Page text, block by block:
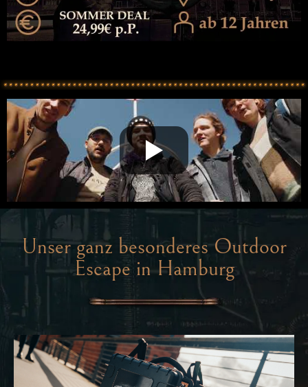
Unser ganz besonderes Outdoor
Escape in Hamburg